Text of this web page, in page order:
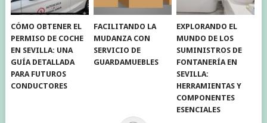
CÓMO OBTENER EL
PERMISO DE COCHE
EN SEVILLA: UNA
GUÍA DETALLADA
PARA FUTUROS
CONDUCTORES
FACILITANDO LA
MUDANZA CON
SERVICIO DE
GUARDAMUEBLES
EXPLORANDO EL
MUNDO DE LOS
SUMINISTROS DE
FONTANERÍA EN
SEVILLA:
HERRAMIENTAS Y
COMPONENTES
ESENCIALES